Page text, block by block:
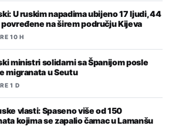
U ruskim napadima ubijeno 17 ljudi, 44
na širem području Kijeva
10 H
ministri solidarni sa Španijom posle
migranata u Seutu
1 D
vlasti: Spaseno više od 150
kojima se zapalio čamac u Lamanšu